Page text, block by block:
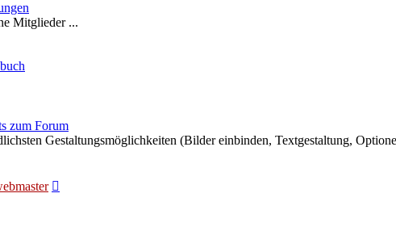
Mitglieder ...
zum Forum
Gestaltungsmöglichkeiten (Bilder einbinden, Textgestaltung,